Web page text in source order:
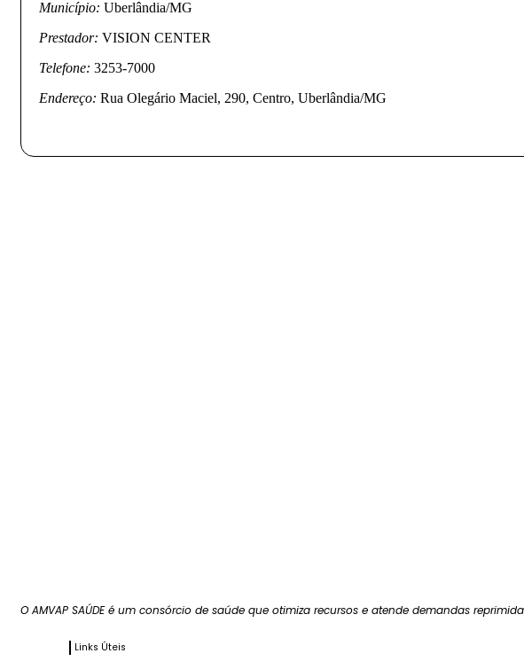
Município: Uberlândia/MG
Prestador: VISION CENTER
Telefone: 3253-7000
Endereço: Rua Olegário Maciel, 290, Centro, Uberlândia/MG
O AMVAP SAÚDE é um consórcio de saúde que otimiza recursos e atende demandas
Links Úteis